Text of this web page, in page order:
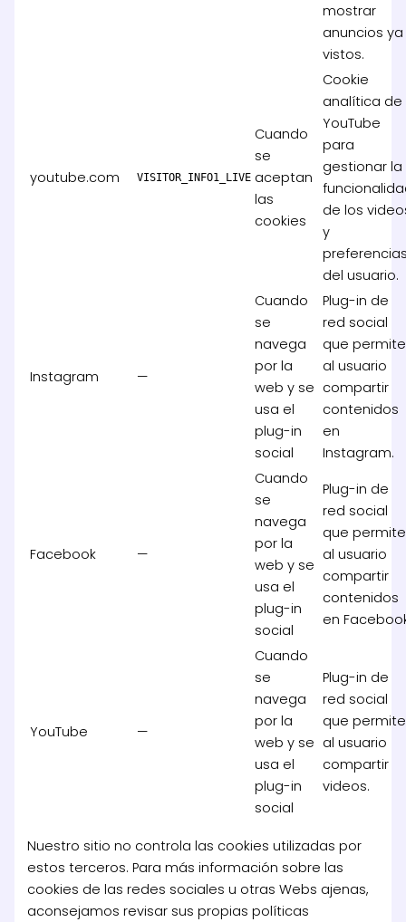
mostrar
anuncios ya
vistos.
youtube.com VISITOR_INFO1_LIVE
Cuando
se
aceptan
las
cookies
Cookie
analítica de
YouTube
para
gestionar la
de los
y
del usuario.
Instagram —
Cuando
se
navega
por la
web y se
usa el
plug-in
social
Plug-in de
red social
que permite
al usuario
compartir
contenidos
en
Instagram.
Facebook —
Cuando
se
navega
por la
web y se
usa el
plug-in
social
Plug-in de
red social
que permite
al usuario
compartir
contenidos
en
YouTube —
Cuando
se
navega
por la
web y se
usa el
plug-in
social
Plug-in de
red social
que permite
al usuario
compartir
videos.
Nuestro sitio no controla las cookies utilizadas por
estos terceros. Para más información sobre las
cookies de las redes sociales u otras Webs ajenas,
aconsejamos revisar sus propias políticas